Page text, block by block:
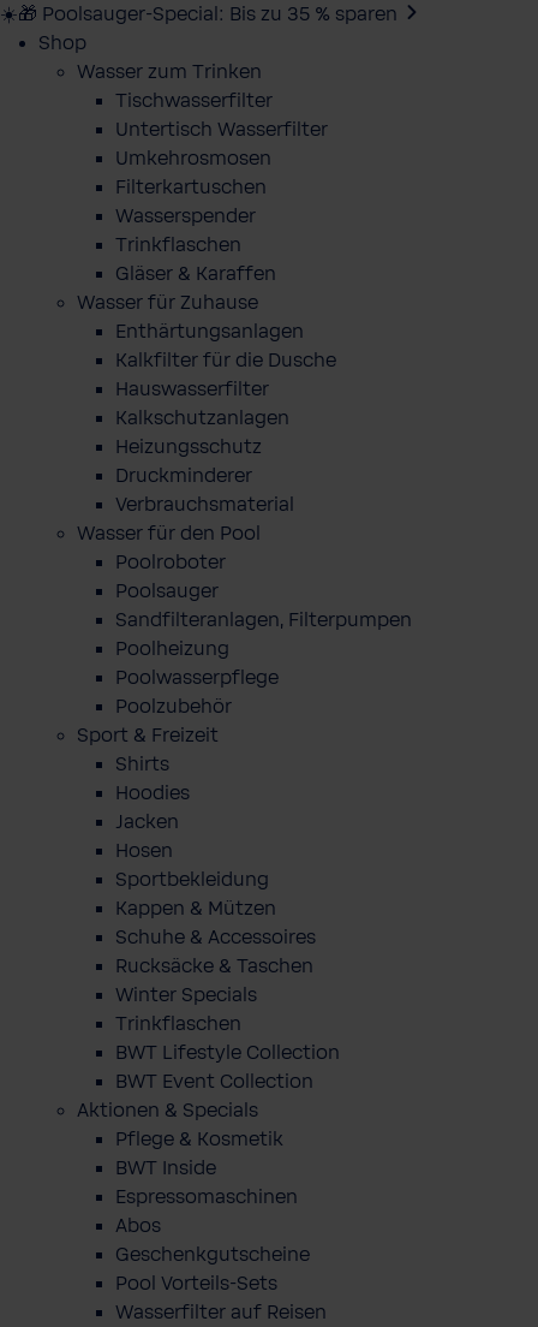
☀️🎁 Poolsauger-Special: Bis zu 35 % sparen
Shop
Wasser zum Trinken
Tischwasserfilter
Untertisch Wasserfilter
Umkehrosmosen
Filterkartuschen
Wasserspender
Trinkflaschen
Gläser & Karaffen
Wasser für Zuhause
Enthärtungsanlagen
Kalkfilter für die Dusche
Hauswasserfilter
Kalkschutzanlagen
Heizungsschutz
Druckminderer
Verbrauchsmaterial
Wasser für den Pool
Poolroboter
Poolsauger
Sandfilteranlagen, Filterpumpen
Poolheizung
Poolwasserpflege
Poolzubehör
Sport & Freizeit
Shirts
Hoodies
Jacken
Hosen
Sportbekleidung
Kappen & Mützen
Schuhe & Accessoires
Rucksäcke & Taschen
Winter Specials
Trinkflaschen
BWT Lifestyle Collection
BWT Event Collection
Aktionen & Specials
Pflege & Kosmetik
BWT Inside
Espressomaschinen
Abos
Geschenkgutscheine
Pool Vorteils-Sets
Wasserfilter auf Reisen